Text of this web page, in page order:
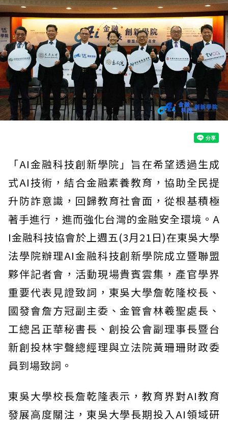
「AI金融科技創新學院」旨在希望透過生成
式AI技術，結合金融素養教育，協助全民提
升防詐意識，回歸教育社會面，從根基積極
著手進行，進而強化台灣的金融安全環境。A
I金融科技協會於上週五(3月21日)在東吳大學
法學院辦理AI金融科技創新學院成立暨聯盟
夥伴記者會，活動現場貴賓雲集，產官學界
重要代表見證致詞，東吳大學詹乾隆校長、
國發會詹方冠副主委、金管會林羲聖處長、
工總呂正華秘書長、創投公會副理事長暨台
新創投林宇聲總經理與立法院黃珊珊財政委
員到場致詞。
東吳大學校長詹乾隆表示，教育界對AI教育
發展高度關注，東吳大學長期投入AI領域研